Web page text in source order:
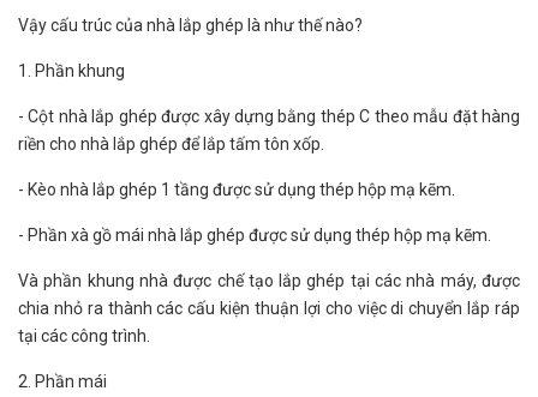
Vậy cấu trúc của nhà lắp ghép là như thế nào?
1. Phần khung
- Cột nhà lắp ghép được xây dựng bằng thép C theo mẫu đặt hàng
riền cho nhà lắp ghép để lắp tấm tôn xốp.
- Kèo nhà lắp ghép 1 tầng được sử dụng thép hộp mạ kẽm.
- Phần xà gồ mái nhà lắp ghép được sử dụng thép hộp mạ kẽm.
Và phần khung nhà được chế tạo lắp ghép tại các nhà máy, được
chia nhỏ ra thành các cấu kiện thuận lợi cho việc di chuyển lắp ráp
tại các công trình.
2. Phần mái